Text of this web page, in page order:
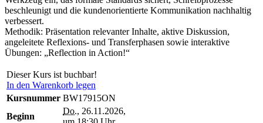
beschleunigt und die kundenorientierte Kommunikation nachhaltig
verbessert.
Methodik: Präsentation relevanter Inhalte, aktive Diskussion,
angeleitete Reflexions- und Transferphasen sowie interaktive
Übungen: „Reflection in Action!“
Dieser Kurs ist buchbar!
In den Warenkorb legen
Kursnummer BW17915ON
Beginn
Do., 26.11.2026,